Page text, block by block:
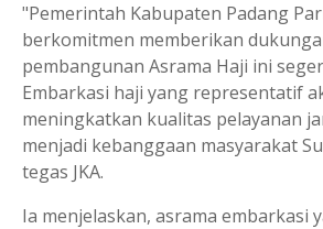
"Pemerintah Kabupaten Padang
berkomitmen memberikan
pembangunan Asrama Haji ini
Embarkasi haji yang representatif
meningkatkan kualitas pelayanan
menjadi kebanggaan masyarakat
tegas JKA.
Ia menjelaskan, asrama embarkasi